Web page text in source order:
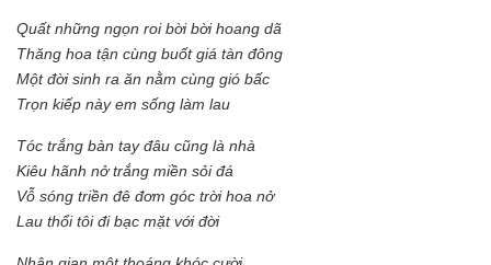
Quất những ngọn roi bời bời hoang dã
Thăng hoa tận cùng buốt giá tàn đông
Một đời sinh ra ăn nằm cùng gió bấc
Trọn kiếp này em sống làm lau
Tóc trắng bàn tay đâu cũng là nhà
Kiêu hãnh nở trắng miền sỏi đá
Vỗ sóng triền đê đơm góc trời hoa nở
Lau thổi tôi đi bạc mặt với đời